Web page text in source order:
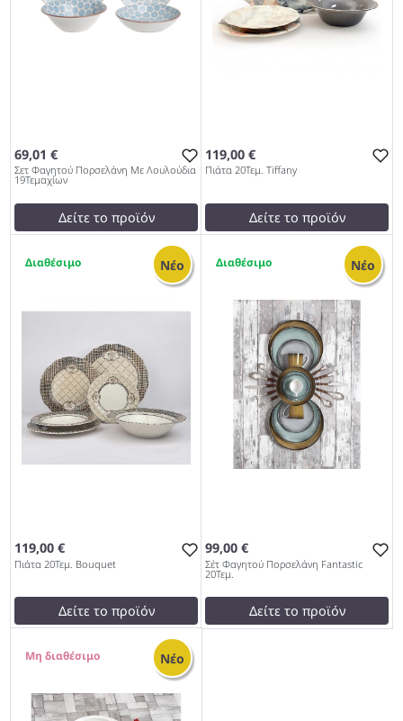
69,01 €
Σετ Φαγητού Πορσελάνη Με Λουλούδια
19Τεμαχίων
Δείτε το προϊόν
testFalse
Σετ Φαγητού Πορσελάνη Με
Λουλούδια 19Τεμαχίων 959
119,00 €
Πιάτα 20Τεμ. Tiffany
Δείτε το προϊόν
testFalse
Πιάτα 20Τεμ. Tiffany 959
Νέο
119,00 €
Πιάτα 20Τεμ. Bouquet
Δείτε το προϊόν
testFalse
Πιάτα 20Τεμ. Bouquet 959
Νέο
99,00 €
Σέτ Φαγητού Πορσελάνη Fantastic
20Τεμ.
Δείτε το προϊόν
99,00 €
Νέο